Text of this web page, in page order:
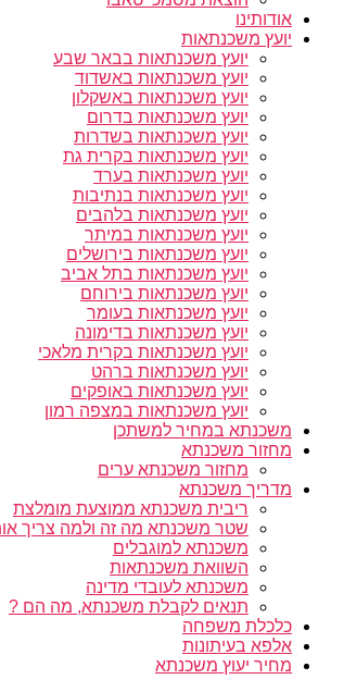
אודותינו
יועץ משכנתאות
יועץ משכנתאות בבאר שבע
יועץ משכנתאות באשדוד
יועץ משכנתאות באשקלון
יועץ משכנתאות בדרום
יועץ משכנתאות בשדרות
יועץ משכנתאות בקרית גת
יועץ משכנתאות בערד
יועץ משכנתאות בנתיבות
יועץ משכנתאות בלהבים
יועץ משכנתאות במיתר
יועץ משכנתאות בירושלים
יועץ משכנתאות בתל אביב
יועץ משכנתאות בירוחם
יועץ משכנתאות בעומר
יועץ משכנתאות בדימונה
יועץ משכנתאות בקרית מלאכי
יועץ משכנתאות ברהט
יועץ משכנתאות באופקים
יועץ משכנתאות במצפה רמון
משכנתא במחיר למשתכן
מחזור משכנתא
מחזור משכנתא ערים
מדריך משכנתא
ריבית משכנתא ממוצעת מומלצת
שטר משכנתא מה זה ולמה צריך
משכנתא למוגבלים
השוואת משכנתאות
משכנתא לעובדי מדינה
תנאים לקבלת משכנתא, מה הם ?
כלכלת משפחה
אלפא בעיתונות
מחיר יעוץ משכנתא